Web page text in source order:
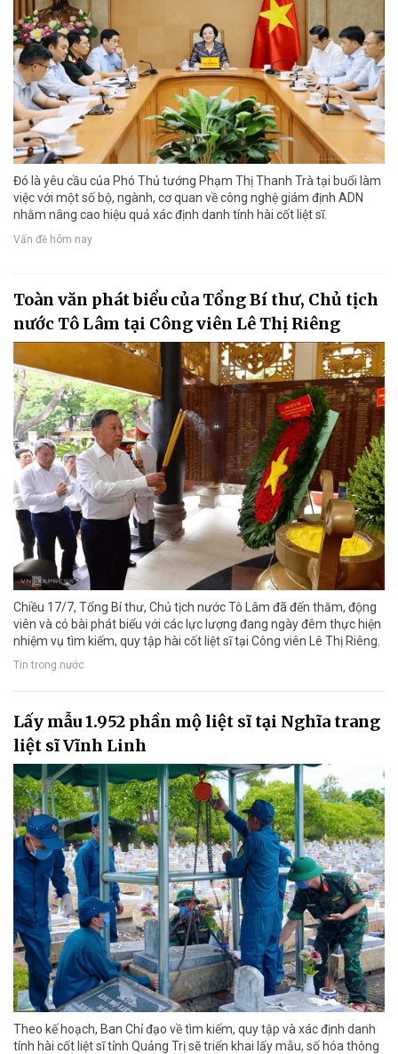
Đó là yêu cầu của Phó Thủ tướng Phạm Thị Thanh Trà tại buổi làm
việc với một số bộ, ngành, cơ quan về công nghệ giám định ADN
nhằm nâng cao hiệu quả xác định danh tính hài cốt liệt sĩ.
Vấn đề hôm nay
Toàn văn phát biểu của Tổng Bí thư, Chủ tịch
nước Tô Lâm tại Công viên Lê Thị Riêng
Chiều 17/7, Tổng Bí thư, Chủ tịch nước Tô Lâm đã đến thăm, động
viên và có bài phát biểu với các lực lượng đang ngày đêm thực hiện
nhiệm vụ tìm kiếm, quy tập hài cốt liệt sĩ tại Công viên Lê Thị Riêng.
Tin trong nước
Lấy mẫu 1.952 phần mộ liệt sĩ tại Nghĩa trang
liệt sĩ Vĩnh Linh
Theo kế hoạch, Ban Chỉ đạo về tìm kiếm, quy tập và xác định danh
tính hài cốt liệt sĩ tỉnh Quảng Trị sẽ triển khai lấy mẫu, số hóa thông